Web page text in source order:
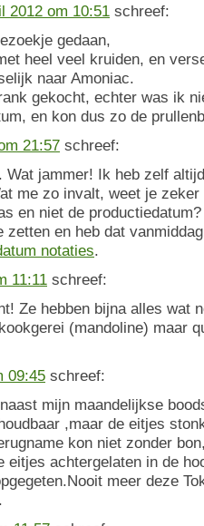
2012 om 10:51 schreef:
gedaan,
heel veel kruiden, en
naar Amoniac.
gekocht, echter was ik
en kon dus zo de
21:57 schreef:
jammer! Ik heb zelf
me zo invalt, weet je zeker
en niet de
zetten en heb dat
notaties.
11:11 schreef:
Ze hebben bijna alles wat
(mandoline) maar
09:45 schreef:
mijn maandelijkse
,maar de eitjes
kon niet zonder
eitjes achtergelaten in de
meer deze